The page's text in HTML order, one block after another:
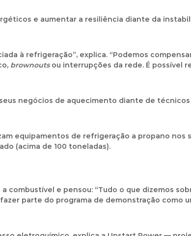
e aumentar a resiliência diante da
à refrigeração”, explica. “Podemos
brownoutsou interrupções da rede. É possível
negócios de aquecimento diante de técnicos
equipamentos de refrigeração a propano nos
(acima de 100 toneladas).
combustível e pensou: “Tudo o que dizemos
parte do programa de demonstração como